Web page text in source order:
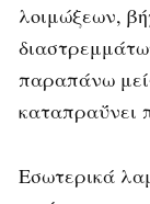
λοιμώξεων,
παραπάνω
καταπραΰνει
Εσωτερικά